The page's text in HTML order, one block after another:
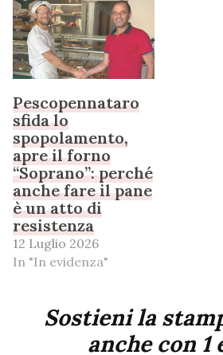
Pescopennataro
sfida lo
spopolamento,
apre il forno
“Soprano”: perché
anche fare il pane
è un atto di
resistenza
12 Luglio 2026
In "In evidenza"
Sostieni la
anche con 1